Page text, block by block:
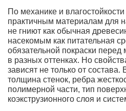
По механике и
практичным материалам для
не гниют как обычная
насекомым как питательная
обязательной покраски
в разных оттенках. Но
зависят не только от
толщина стенок, ребра
полимерной части, тип
коэкструзионного слоя и